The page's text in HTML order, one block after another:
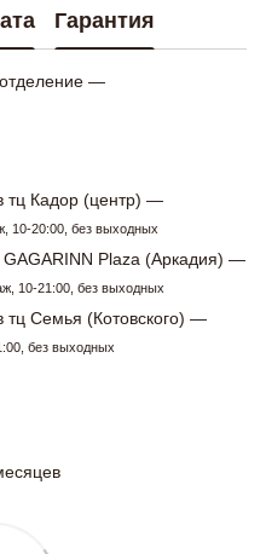
Гарантия
—
тц Кадор (центр) —
10-20:00, без выходных
GAGARINN Plaza (Аркадия) —
10-21:00, без выходных
тц Семья (Котовского) —
без выходных